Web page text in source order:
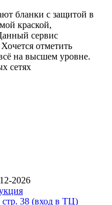
бланки с защитой в
краской,
сервис
отметить
на высшем уровне.
сетях
2026
стр. 38 (вход в ТЦ)